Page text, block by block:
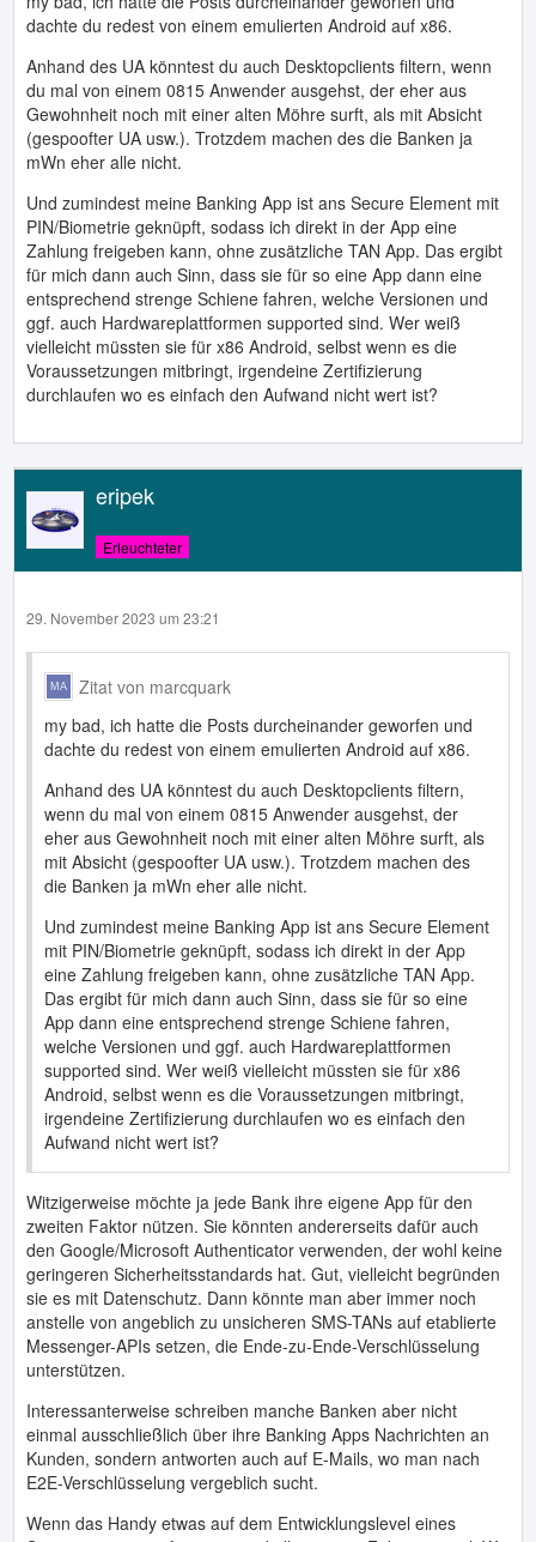
dachte du redest von einem emulierten Android auf x86.
Anhand des UA könntest du auch Desktopclients filtern, wenn
du mal von einem 0815 Anwender ausgehst, der eher aus
Gewohnheit noch mit einer alten Möhre surft, als mit Absicht
(gespoofter UA usw.). Trotzdem machen des die Banken ja
mWn eher alle nicht.
Und zumindest meine Banking App ist ans Secure Element mit
PIN/Biometrie geknüpft, sodass ich direkt in der App eine
Zahlung freigeben kann, ohne zusätzliche TAN App. Das ergibt
für mich dann auch Sinn, dass sie für so eine App dann eine
entsprechend strenge Schiene fahren, welche Versionen und
ggf. auch Hardwareplattformen supported sind. Wer weiß
vielleicht müssten sie für x86 Android, selbst wenn es die
Voraussetzungen mitbringt, irgendeine Zertifizierung
durchlaufen wo es einfach den Aufwand nicht wert ist?
eripek
Erleuchteter
29. November 2023 um 23:21
Zitat von marcquark
my bad, ich hatte die Posts durcheinander geworfen und
dachte du redest von einem emulierten Android auf x86.
Anhand des UA könntest du auch Desktopclients filtern,
wenn du mal von einem 0815 Anwender ausgehst, der
eher aus Gewohnheit noch mit einer alten Möhre surft, als
mit Absicht (gespoofter UA usw.). Trotzdem machen des
die Banken ja mWn eher alle nicht.
Und zumindest meine Banking App ist ans Secure Element
mit PIN/Biometrie geknüpft, sodass ich direkt in der App
eine Zahlung freigeben kann, ohne zusätzliche TAN App.
Das ergibt für mich dann auch Sinn, dass sie für so eine
App dann eine entsprechend strenge Schiene fahren,
welche Versionen und ggf. auch Hardwareplattformen
supported sind. Wer weiß vielleicht müssten sie für x86
Android, selbst wenn es die Voraussetzungen mitbringt,
irgendeine Zertifizierung durchlaufen wo es einfach den
Aufwand nicht wert ist?
Witzigerweise möchte ja jede Bank ihre eigene App für den
zweiten Faktor nützen. Sie könnten andererseits dafür auch
den Google/Microsoft Authenticator verwenden, der wohl keine
geringeren Sicherheitsstandards hat. Gut, vielleicht begründen
sie es mit Datenschutz. Dann könnte man aber immer noch
anstelle von angeblich zu unsicheren SMS-TANs auf etablierte
Messenger-APIs setzen, die Ende-zu-Ende-Verschlüsselung
unterstützen.
Interessanterweise schreiben manche Banken aber nicht
einmal ausschließlich über ihre Banking Apps Nachrichten an
Kunden, sondern antworten auch auf E-Mails, wo man nach
E2E-Verschlüsselung vergeblich sucht.
Wenn das Handy etwas auf dem Entwicklungslevel eines